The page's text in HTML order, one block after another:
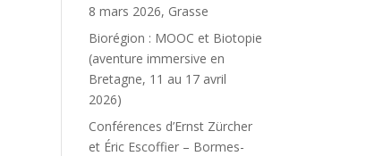
8 mars 2026, Grasse
Biorégion : MOOC et Biotopie
(aventure immersive en
Bretagne, 11 au 17 avril
2026)
Conférences d’Ernst Zürcher
et Éric Escoffier – Bormes-